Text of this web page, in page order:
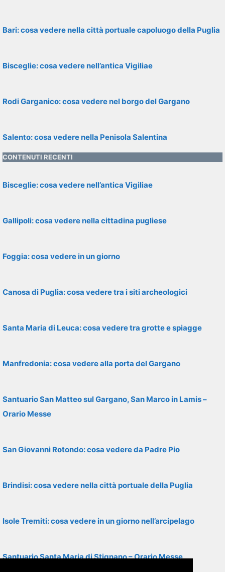
Bari: cosa vedere nella città portuale capoluogo della Puglia
Bisceglie: cosa vedere nell’antica Vigiliae
Rodi Garganico: cosa vedere nel borgo del Gargano
Salento: cosa vedere nella Penisola Salentina
CONTENUTI RECENTI
Bisceglie: cosa vedere nell’antica Vigiliae
Gallipoli: cosa vedere nella cittadina pugliese
Foggia: cosa vedere in un giorno
Canosa di Puglia: cosa vedere tra i siti archeologici
Santa Maria di Leuca: cosa vedere tra grotte e spiagge
Manfredonia: cosa vedere alla porta del Gargano
Santuario San Matteo sul Gargano, San Marco in Lamis –
Orario Messe
San Giovanni Rotondo: cosa vedere da Padre Pio
Brindisi: cosa vedere nella città portuale della Puglia
Isole Tremiti: cosa vedere in un giorno nell’arcipelago
Santuario Santa Maria di Stignano – Orario Messe